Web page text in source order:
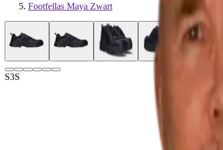
Footfellas Maya Zwart
S3S